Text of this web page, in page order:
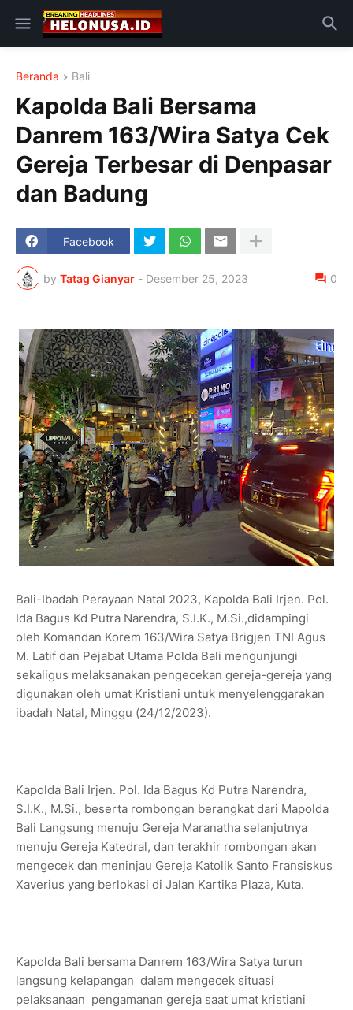
Beranda Bali
Kapolda Bali Bersama
Danrem 163/Wira Satya Cek
Gereja Terbesar di Denpasar
dan Badung
Facebook
by Tatag Gianyar - Desember 25, 2023 0
Bali-Ibadah Perayaan Natal 2023, Kapolda Bali Irjen. Pol.
Ida Bagus Kd Putra Narendra, S.I.K., M.Si.,didampingi
oleh Komandan Korem 163/Wira Satya Brigjen TNI Agus
M. Latif dan Pejabat Utama Polda Bali mengunjungi
sekaligus melaksanakan pengecekan gereja-gereja yang
digunakan oleh umat Kristiani untuk menyelenggarakan
ibadah Natal, Minggu (24/12/2023).
Kapolda Bali Irjen. Pol. Ida Bagus Kd Putra Narendra,
S.I.K., M.Si., beserta rombongan berangkat dari Mapolda
Bali Langsung menuju Gereja Maranatha selanjutnya
menuju Gereja Katedral, dan terakhir rombongan akan
mengecek dan meninjau Gereja Katolik Santo Fransiskus
Xaverius yang berlokasi di Jalan Kartika Plaza, Kuta.
Kapolda Bali bersama Danrem 163/Wira Satya turun
langsung kelapangan dalam mengecek situasi
pelaksanaan pengamanan gereja saat umat kristiani